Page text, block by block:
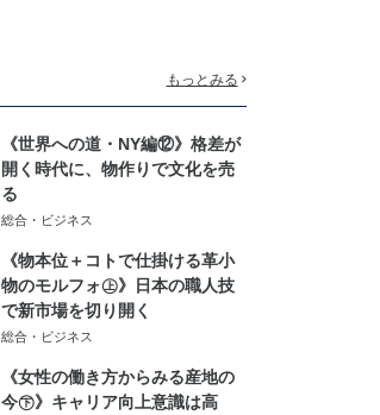
もっとみる
《世界への道・NY編⑫》格差が
開く時代に、物作りで文化を売
る
総合・ビジネス
《物本位＋コトで仕掛ける革小
物のモルフォ㊤》日本の職人技
で新市場を切り開く
総合・ビジネス
《女性の働き方からみる産地の
今㊦》キャリア向上意識は高